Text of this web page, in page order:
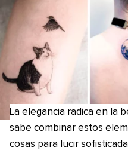
La elegancia radica en la
sabe combinar estos
cosas para lucir